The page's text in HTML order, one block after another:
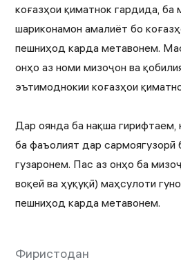
коғазҳои қиматнок гардида, ба
шариконамон амалиёт бо
пешниҳод карда метавонем.
онҳо аз номи мизоҷон ва
эътимоднокии коғазҳои
Дар оянда ба нақша гирифтаем,
ба фаъолият дар сармоягузорӣ
гузаронем. Пас аз онҳо ба
воқеӣ ва ҳуқуқӣ) маҳсулоти
пешниҳод карда метавонем.
Фиристодан